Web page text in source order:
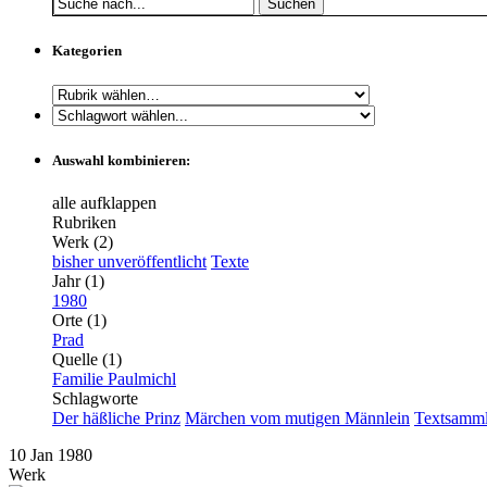
Suchen
Kategorien
Auswahl kombinieren:
alle aufklappen
Rubriken
Werk (2)
bisher unveröffentlicht Texte
Jahr (1)
1980
Orte (1)
Prad
Quelle (1)
Familie Paulmichl
Schlagworte
Der häßliche Prinz Märchen vom mutigen Männlein
10 Jan 1980
Werk